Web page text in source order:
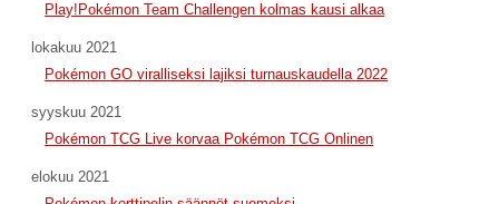
Play!Pokémon Team Challengen kolmas kausi alkaa
lokakuu 2021
Pokémon GO viralliseksi lajiksi turnauskaudella 2022
syyskuu 2021
Pokémon TCG Live korvaa Pokémon TCG Onlinen
elokuu 2021